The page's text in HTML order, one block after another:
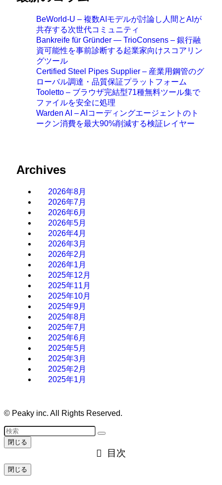
BeWorld-U – 複数AIモデルが討論し人間とAIが
共存する次世代コミュニティ
Bankreife für Gründer — TrioConsens – 銀行融
資可能性を事前診断する起業家向けスコアリン
グツール
Certified Steel Pipes Supplier – 産業用鋼管のグ
ローバル調達・品質保証プラットフォーム
Tooletto – ブラウザ完結型71種無料ツール集で
ファイルを安全に処理
Warden AI – AIコーディングエージェントのト
ークン消費を最大90%削減する検証レイヤー
Archives
2026年8月
2026年7月
2026年6月
2026年5月
2026年4月
2026年3月
2026年2月
2026年1月
2025年12月
2025年11月
2025年10月
2025年9月
2025年8月
2025年7月
2025年6月
2025年5月
2025年3月
2025年2月
2025年1月
© Peaky inc. All Rights Reserved.
閉じる
目次
閉じる